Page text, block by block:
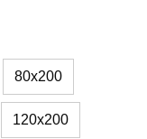
80х200
120х200